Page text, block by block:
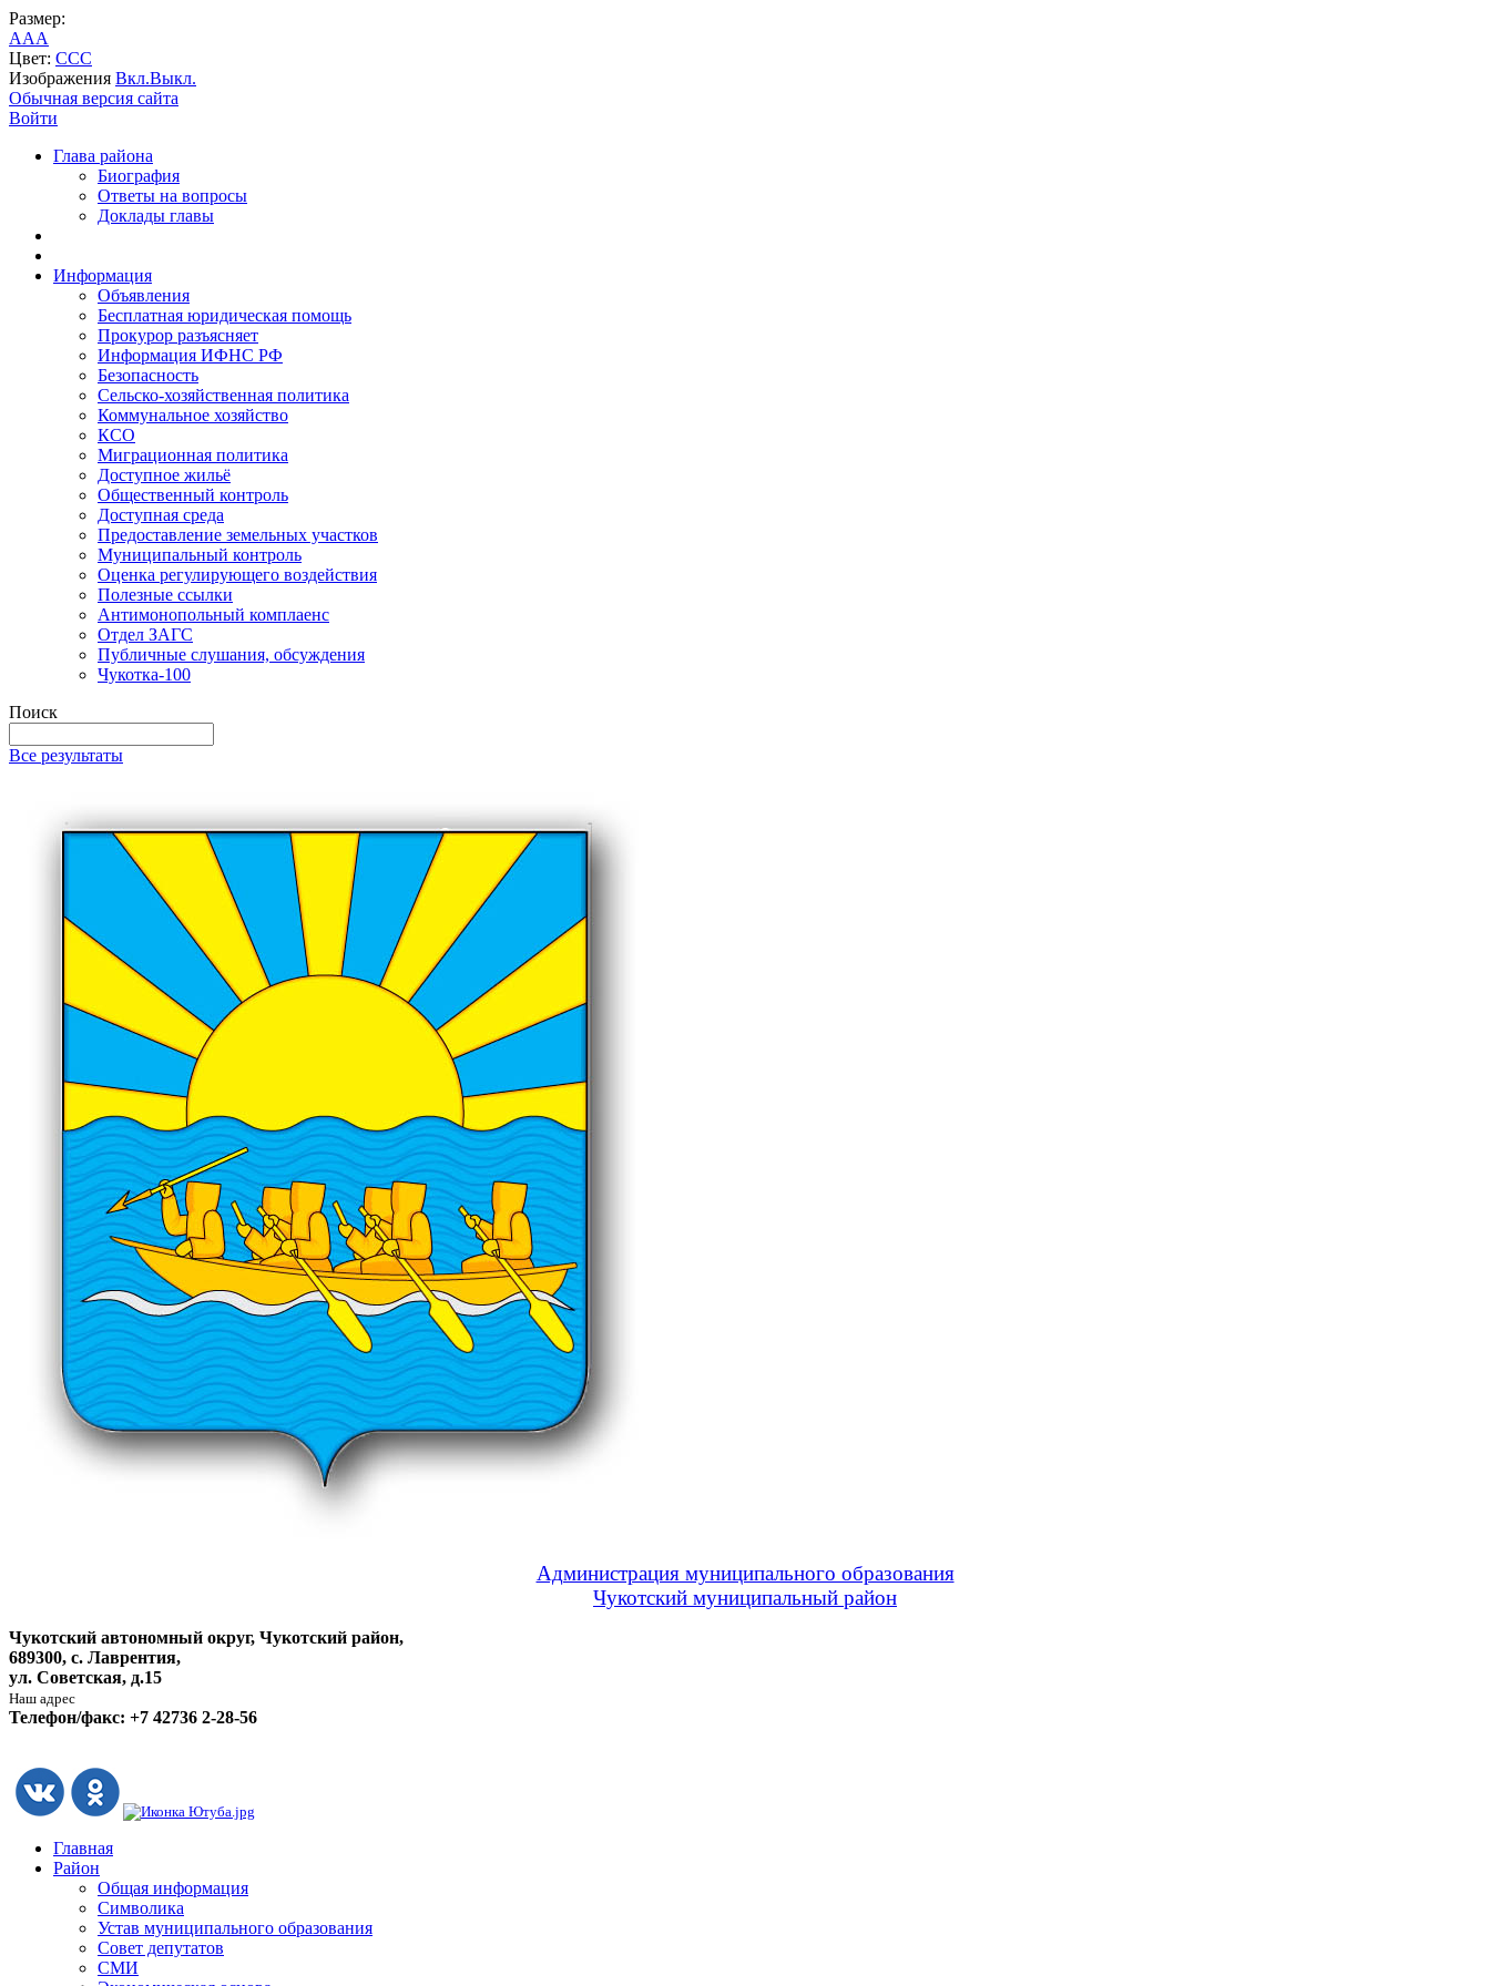
Размер:
AAA
Цвет: CCC
Изображения Вкл.Выкл.
Обычная версия сайта
Войти
Глава района
Биография
Ответы на вопросы
Доклады главы
Информация
Объявления
Бесплатная юридическая помощь
Прокурор разъясняет
Информация ИФНС РФ
Безопасность
Сельско-хозяйственная политика
Коммунальное хозяйство
КСО
Миграционная политика
Доступное жильё
Общественный контроль
Доступная среда
Предоставление земельных участков
Муниципальный контроль
Оценка регулирующего воздействия
Полезные ссылки
Антимонопольный комплаенс
Отдел ЗАГС
Публичные слушания, обсуждения
Чукотка-100
Поиск
Все результаты
Администрация муниципального образования
Чукотский муниципальный район
Чукотский автономный округ, Чукотский район,
689300, с. Лаврентия,
ул. Советская, д.15
Наш адрес
Телефон/факс: +7 42736 2-28-56
Главная
Район
Общая информация
Символика
Устав муниципального образования
Совет депутатов
СМИ